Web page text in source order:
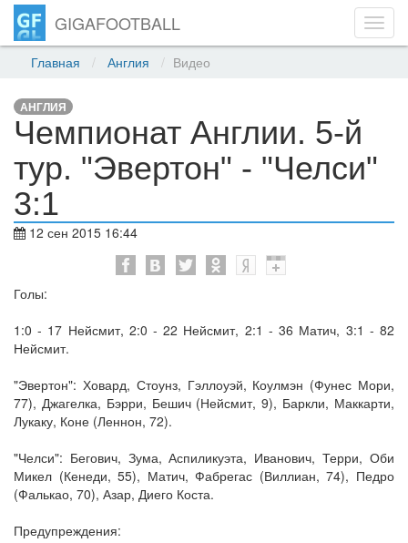
GIGAFOOTBALL
Главная Англия Видео
АНГЛИЯ
Чемпионат Англии. 5-й
тур. "Эвертон" - "Челси"
3:1
12 сен 2015 16:44
Голы:
1:0 - 17 Нейсмит, 2:0 - 22 Нейсмит, 2:1 - 36 Матич, 3:1 - 82
Нейсмит.
"Эвертон": Ховард, Стоунз, Гэллоуэй, Коулмэн (Фунес Мори,
77), Джагелка, Бэрри, Бешич (Нейсмит, 9), Баркли, Маккарти,
Лукаку, Коне (Леннон, 72).
"Челси": Бегович, Зума, Аспиликуэта, Иванович, Терри, Оби
Микел (Кенеди, 55), Матич, Фабрегас (Виллиан, 74), Педро
(Фалькао, 70), Азар, Диего Коста.
Предупреждения: